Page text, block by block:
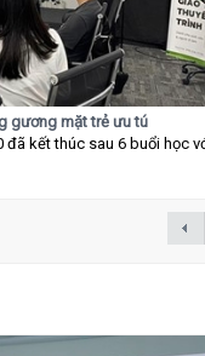
gương mặt trẻ ưu tú
đã kết thúc sau 6 buổi học